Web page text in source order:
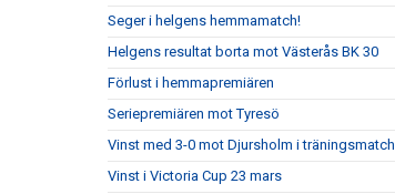
Seger i helgens hemmamatch!
Helgens resultat borta mot Västerås BK 30
Förlust i hemmapremiären
Seriepremiären mot Tyresö
Vinst med 3-0 mot Djursholm i träningsmatch
Vinst i Victoria Cup 23 mars